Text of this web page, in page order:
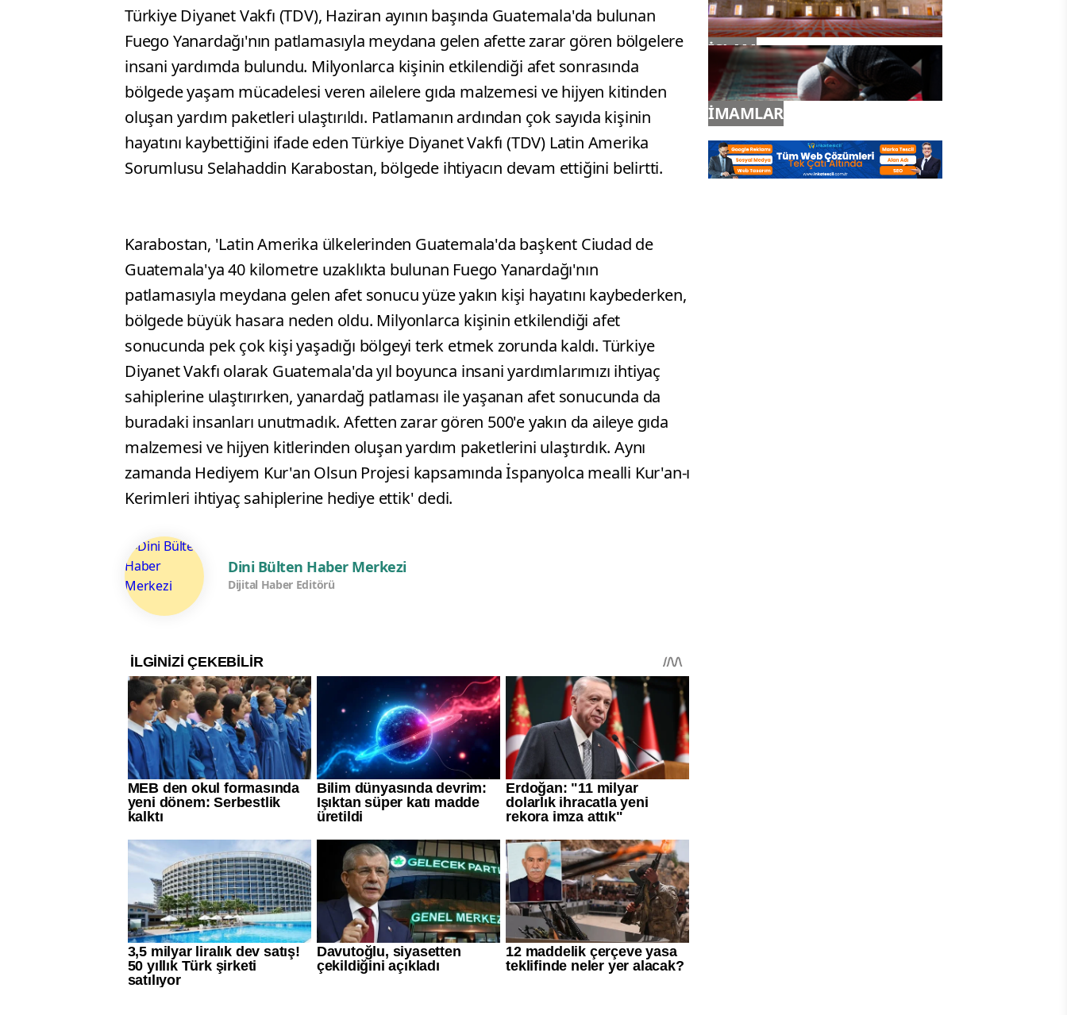
Türkiye Diyanet Vakfı (TDV), Haziran ayının başında Guatemala'da bulunan
Fuego Yanardağı'nın patlamasıyla meydana gelen afette zarar gören bölgelere
insani yardımda bulundu. Milyonlarca kişinin etkilendiği afet sonrasında
bölgede yaşam mücadelesi veren ailelere gıda malzemesi ve hijyen kitinden
oluşan yardım paketleri ulaştırıldı. Patlamanın ardından çok sayıda kişinin
hayatını kaybettiğini ifade eden Türkiye Diyanet Vakfı (TDV) Latin Amerika
Sorumlusu Selahaddin Karabostan, bölgede ihtiyacın devam ettiğini belirtti.
Karabostan, 'Latin Amerika ülkelerinden Guatemala'da başkent Ciudad de
Guatemala'ya 40 kilometre uzaklıkta bulunan Fuego Yanardağı'nın
patlamasıyla meydana gelen afet sonucu yüze yakın kişi hayatını kaybederken,
bölgede büyük hasara neden oldu. Milyonlarca kişinin etkilendiği afet
sonucunda pek çok kişi yaşadığı bölgeyi terk etmek zorunda kaldı. Türkiye
Diyanet Vakfı olarak Guatemala'da yıl boyunca insani yardımlarımızı ihtiyaç
sahiplerine ulaştırırken, yanardağ patlaması ile yaşanan afet sonucunda da
buradaki insanları unutmadık. Afetten zarar gören 500'e yakın da aileye gıda
malzemesi ve hijyen kitlerinden oluşan yardım paketlerini ulaştırdık. Aynı
zamanda Hediyem Kur'an Olsun Projesi kapsamında İspanyolca mealli Kur'an-ı
Kerimleri ihtiyaç sahiplerine hediye ettik' dedi.
Dini Bülten Haber Merkezi
Dijital Haber Editörü
İSLAM
İMAMLAR